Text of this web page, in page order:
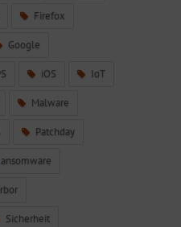
Firefox
Google
iOS IoT
Malware
Patchday
Sicherheit